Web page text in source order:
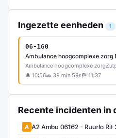
Ingezette eenheden 1
06-160
Ambulance hoogcomplexe zorg
Ambulance hoogcomplexe zorg
🔔 10:56🚗 39 min 59s 🏁 11:37
Recente incidenten in
A A2 Ambu 06162 - Ruurlo Rit